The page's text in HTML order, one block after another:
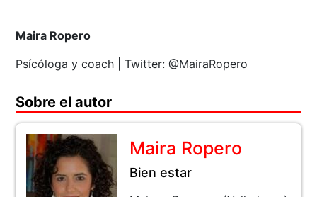
Maira Ropero
Psícóloga y coach | Twitter: @MairaRopero
Sobre el autor
Maira Ropero
Bien estar